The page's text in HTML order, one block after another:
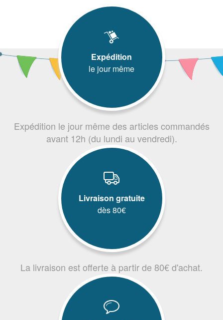
Expédition
le jour même
Expédition le jour même des articles commandés
avant 12h (du lundi au vendredi).
Livraison gratuite
dès 80€
La livraison est offerte à partir de 80€ d'achat.